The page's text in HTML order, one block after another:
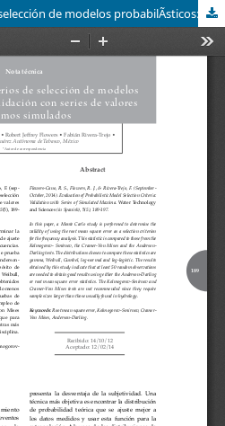
Evaluación de criterios de selección de modelos probabilÃ­sticos: validación con series de valores máximos simulados